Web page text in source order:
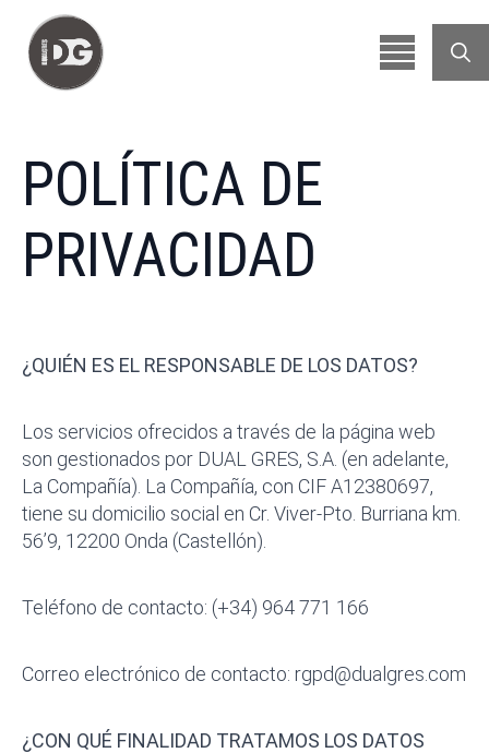
POLÍTICA DE
PRIVACIDAD
¿QUIÉN ES EL RESPONSABLE DE LOS DATOS?
Los servicios ofrecidos a través de la página web
son gestionados por DUAL GRES, S.A. (en adelante,
La Compañía). La Compañía, con CIF A12380697,
tiene su domicilio social en Cr. Viver-Pto. Burriana km.
56’9, 12200 Onda (Castellón).
Teléfono de contacto: (+34) 964 771 166
Correo electrónico de contacto: rgpd@dualgres.com
¿CON QUÉ FINALIDAD TRATAMOS LOS DATOS